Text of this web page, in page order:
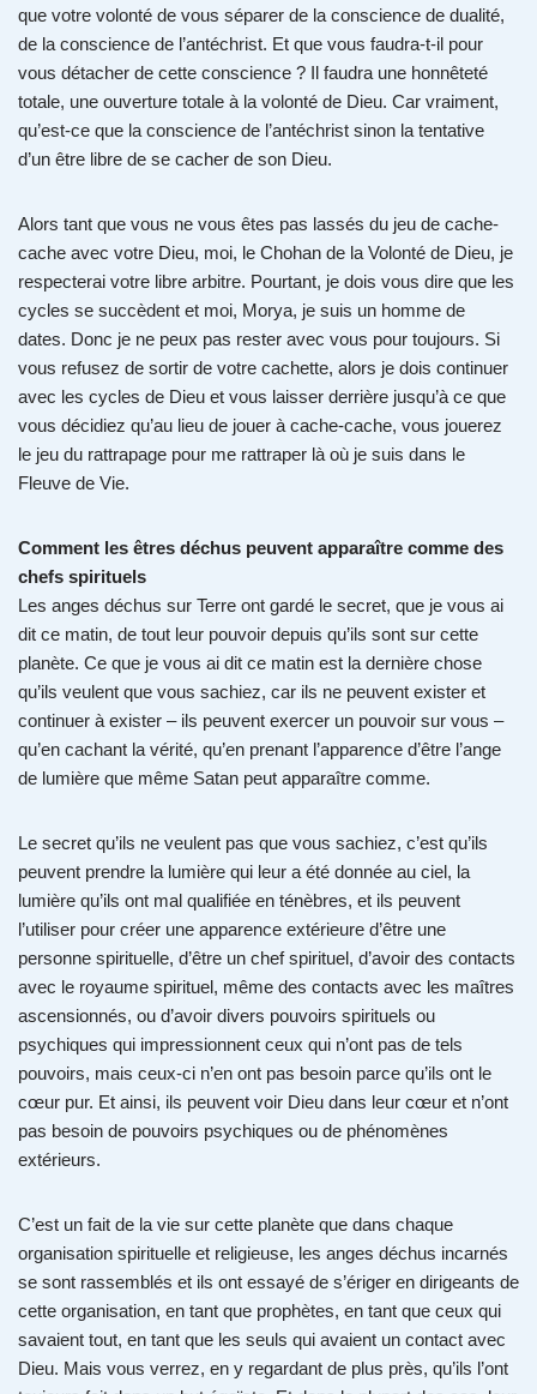
que votre volonté de vous séparer de la conscience de dualité,
de la conscience de l’antéchrist. Et que vous faudra-t-il pour
vous détacher de cette conscience ? Il faudra une honnêteté
totale, une ouverture totale à la volonté de Dieu. Car vraiment,
qu’est-ce que la conscience de l’antéchrist sinon la tentative
d’un être libre de se cacher de son Dieu.
Alors tant que vous ne vous êtes pas lassés du jeu de cache-
cache avec votre Dieu, moi, le Chohan de la Volonté de Dieu, je
respecterai votre libre arbitre. Pourtant, je dois vous dire que les
cycles se succèdent et moi, Morya, je suis un homme de
dates. Donc je ne peux pas rester avec vous pour toujours. Si
vous refusez de sortir de votre cachette, alors je dois continuer
avec les cycles de Dieu et vous laisser derrière jusqu’à ce que
vous décidiez qu’au lieu de jouer à cache-cache, vous jouerez
le jeu du rattrapage pour me rattraper là où je suis dans le
Fleuve de Vie.
Comment les êtres déchus peuvent apparaître comme des
chefs spirituels
Les anges déchus sur Terre ont gardé le secret, que je vous ai
dit ce matin, de tout leur pouvoir depuis qu’ils sont sur cette
planète. Ce que je vous ai dit ce matin est la dernière chose
qu’ils veulent que vous sachiez, car ils ne peuvent exister et
continuer à exister – ils peuvent exercer un pouvoir sur vous –
qu’en cachant la vérité, qu’en prenant l’apparence d’être l’ange
de lumière que même Satan peut apparaître comme.
Le secret qu’ils ne veulent pas que vous sachiez, c’est qu’ils
peuvent prendre la lumière qui leur a été donnée au ciel, la
lumière qu’ils ont mal qualifiée en ténèbres, et ils peuvent
l’utiliser pour créer une apparence extérieure d’être une
personne spirituelle, d’être un chef spirituel, d’avoir des contacts
avec le royaume spirituel, même des contacts avec les maîtres
ascensionnés, ou d’avoir divers pouvoirs spirituels ou
psychiques qui impressionnent ceux qui n’ont pas de tels
pouvoirs, mais ceux-ci n’en ont pas besoin parce qu’ils ont le
cœur pur. Et ainsi, ils peuvent voir Dieu dans leur cœur et n’ont
pas besoin de pouvoirs psychiques ou de phénomènes
extérieurs.
C’est un fait de la vie sur cette planète que dans chaque
organisation spirituelle et religieuse, les anges déchus incarnés
se sont rassemblés et ils ont essayé de s’ériger en dirigeants de
cette organisation, en tant que prophètes, en tant que ceux qui
savaient tout, en tant que les seuls qui avaient un contact avec
Dieu. Mais vous verrez, en y regardant de plus près, qu’ils l’ont